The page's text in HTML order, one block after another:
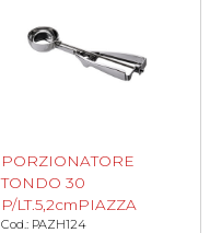
PORZIONATORE
TONDO 30
P/LT.5,2cmPIAZZA
Cod.: PAZH124